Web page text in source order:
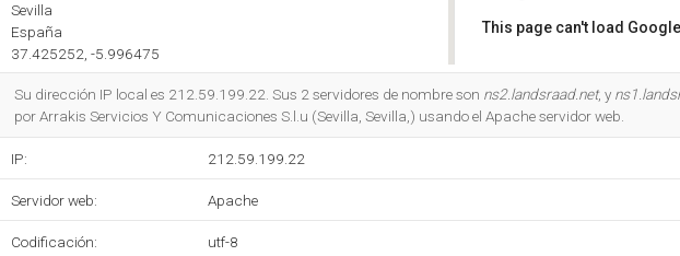
Sevilla
España
37.425252, -5.996475
This page can't load
Su dirección IP local es 212.59.199.22. Sus 2 servidores de nombre son ns2.landsraad.net, y
por Arrakis Servicios Y Comunicaciones S.l.u (Sevilla, Sevilla,) usando el Apache servidor web.
IP: 212.59.199.22
Servidor web: Apache
Codificación: utf-8